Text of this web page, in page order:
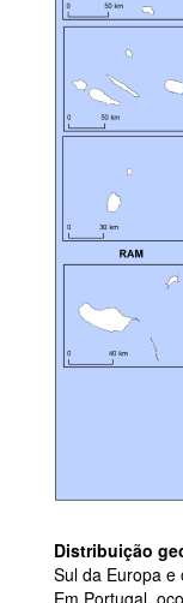
Distribuição
Sul da Europa e